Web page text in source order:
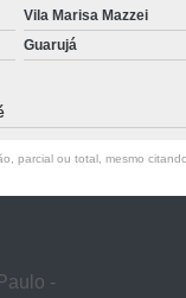
Vila Marisa Mazzei
Guarujá
parcial ou total, mesmo
-